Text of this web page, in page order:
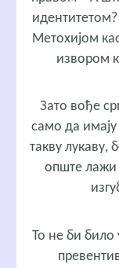
Метохијом
извором
Зато вође
само да имају
такву лукаву,
опште лажи
То не би било